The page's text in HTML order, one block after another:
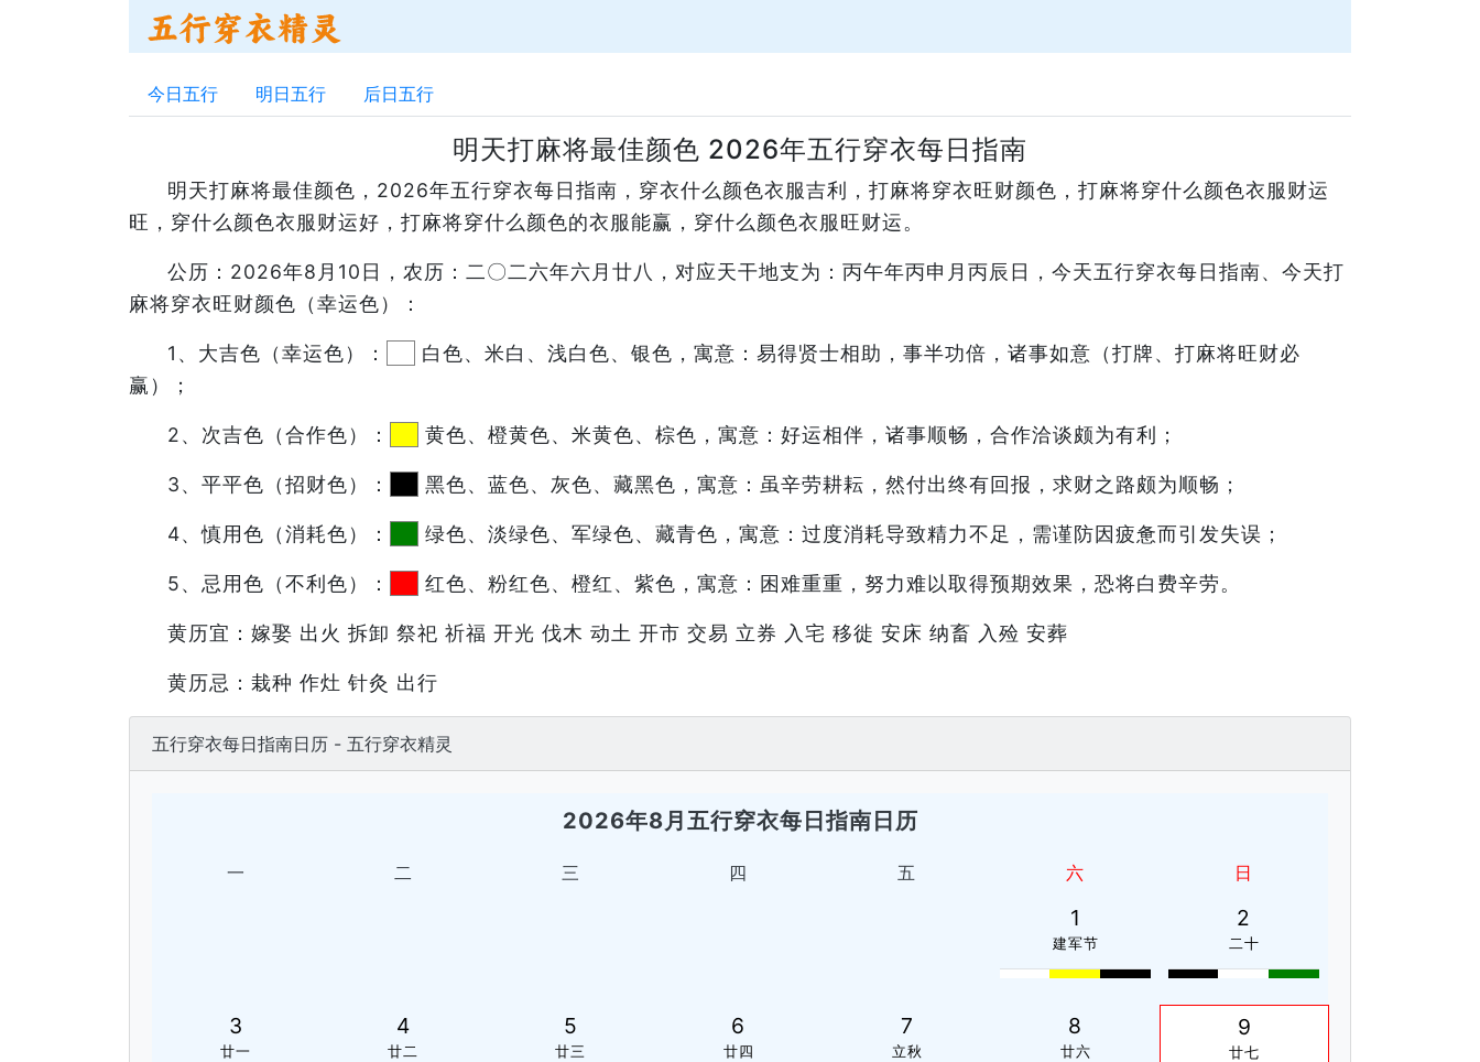
今日五行 明日五行 后日五行
明天打麻将最佳颜色 2026年五行穿衣每日指南
明天打麻将最佳颜色，2026年五行穿衣每日指南，穿衣什么颜色衣服吉利，打麻将穿衣旺财颜色，打麻将穿什么颜色衣服财运
旺，穿什么颜色衣服财运好，打麻将穿什么颜色的衣服能赢，穿什么颜色衣服旺财运。
公历：2026年8月10日，农历：二〇二六年六月廿八，对应天干地支为：丙午年丙申月丙辰日，今天五行穿衣每日指南、今天打
麻将穿衣旺财颜色（幸运色）：
1、大吉色（幸运色）：
白色、米白、浅白色、银色，寓意：易得贤士相助，事半功倍，诸事如意（打牌、打麻将旺财必
赢）；
2、次吉色（合作色）： 黄色、橙黄色、米黄色、棕色，寓意：好运相伴，诸事顺畅，合作洽谈颇为有利；
3、平平色（招财色）： 黑色、蓝色、灰色、藏黑色，寓意：虽辛劳耕耘，然付出终有回报，求财之路颇为顺畅；
4、慎用色（消耗色）： 绿色、淡绿色、军绿色、藏青色，寓意：过度消耗导致精力不足，需谨防因疲惫而引发失误；
5、忌用色（不利色）： 红色、粉红色、橙红、紫色，寓意：困难重重，努力难以取得预期效果，恐将白费辛劳。
黄历宜：嫁娶 出火 拆卸 祭祀 祈福 开光 伐木 动土 开市 交易 立券 入宅 移徙 安床 纳畜 入殓 安葬
黄历忌：栽种 作灶 针灸 出行
五行穿衣每日指南日历 - 五行穿衣精灵
2026年8月五行穿衣每日指南日历
一 二 三 四 五 六 日
1
建军节
2
二十
3
廿一
4
廿二
5
廿三
6
廿四
7
立秋
8
廿六
9
廿七